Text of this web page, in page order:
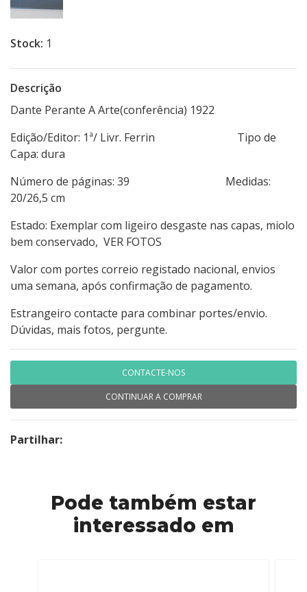
Stock: 1
Descrição
Dante Perante A Arte(conferência) 1922
Edição/Editor: 1ª/ Livr. Ferrin Tipo de
Capa: dura
Número de páginas: 39 Medidas:
20/26,5 cm
Estado: Exemplar com ligeiro desgaste nas capas, miolo
bem conservado, VER FOTOS
Valor com portes correio registado nacional, envios
uma semana, após confirmação de pagamento.
Estrangeiro contacte para combinar portes/envio.
Dúvidas, mais fotos, pergunte.
CONTACTE-NOS
CONTINUAR A COMPRAR
Partilhar:
Pode também estar
interessado em